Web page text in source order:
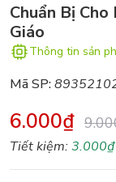
Chuẩn Bị
Giáo
Thông tin sản
Mã SP:
6.000₫
Tiết kiệm:3.000₫